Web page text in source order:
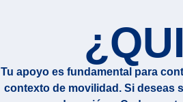
Tu apoyo es fundamental para
contexto de movilidad. Si deseas